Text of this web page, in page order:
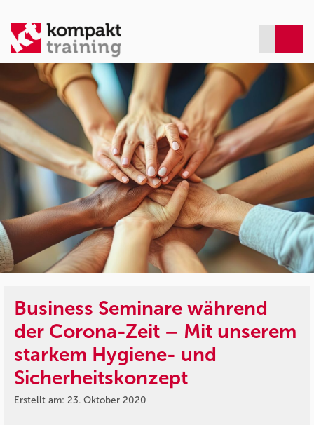
Business Seminare während
der Corona-Zeit – Mit unserem
starkem Hygiene- und
Sicherheitskonzept
Erstellt am: 23. Oktober 2020